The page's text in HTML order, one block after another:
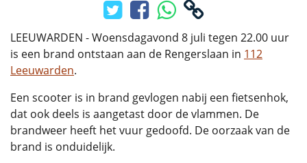
LEEUWARDEN - Woensdagavond 8 juli tegen 22.00 uur
is een brand ontstaan aan de Rengerslaan in 112
Leeuwarden.
Een scooter is in brand gevlogen nabij een fietsenhok,
dat ook deels is aangetast door de vlammen. De
brandweer heeft het vuur gedoofd. De oorzaak van de
brand is onduidelijk.